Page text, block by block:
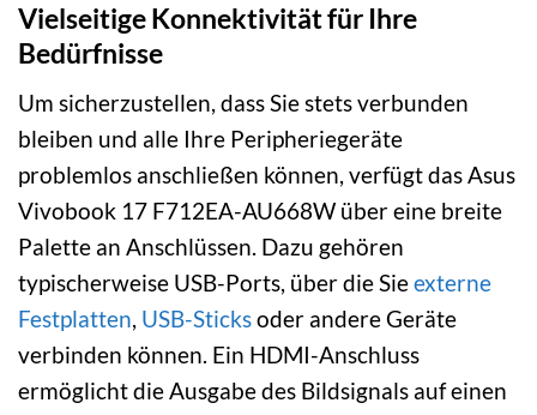
Vielseitige Konnektivität für Ihre
Bedürfnisse
Um sicherzustellen, dass Sie stets verbunden
bleiben und alle Ihre Peripheriegeräte
problemlos anschließen können, verfügt das Asus
Vivobook 17 F712EA-AU668W über eine breite
Palette an Anschlüssen. Dazu gehören
typischerweise USB-Ports, über die Sieexterne
Festplatten, USB-Sticksoder andere Geräte
verbinden können. Ein HDMI-Anschluss
ermöglicht die Ausgabe des Bildsignals auf einen